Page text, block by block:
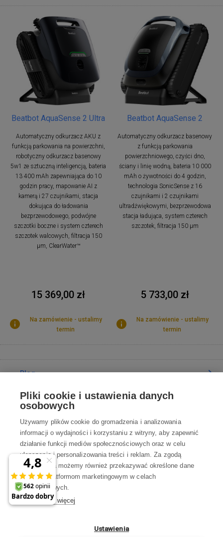
Beatbot AquaSense 2 Ultra
Automatyczny odkurzacz AKU z
funkcją parkowania na powierzchni,
robotyczny odkurzacz basenowy
5w1 ze sztuczną inteligencją, bateria
13 400 mAh zapewniająca do 10
godzin pracy, mapowanie AI z
kamerą i 27 czujnikami, stacja
dokująca do ładowania
bezprzewodowego, podwójne
szczotki boczne i system czterech
szczotek walcowych, filtracja 150
μm, ClearWater™
15 369,00 zł
Na zamówienie - ustalimy
termin
Beatbot AquaSense 2
Automatyczny odkurzacz basenowy
z funkcją parkowania
powierzchniowego, czyści dno,
ściany i linię wodną, bateria 10 000
mAh o żywotności do 4 godzin,
technologia SonicSense z 16
czujnikami i 2 czujnikami
ultradźwiękowymi, bezprzewodowa
stacja ładująca, system czterech
szczotek, filtracja 150 μm
5 733,00 zł
Na zamówienie - ustalimy
termin
Blog
Poradnia
Wszystko o zakupach
Kontakt
Skontaktuj się z Nami
Pon-Pt 8:00—17:00
Pliki cookie i ustawienia danych
osobowych
Używamy plików cookie do gromadzenia i analizowania
informacji o wydajności i korzystaniu z witryny, aby zapewnić
działanie funkcji mediów społecznościowych oraz w celu
ulepszania i personalizowania treści i reklam. Za zgodą
użytkownika możemy również przekazywać określone dane
osobowe platformom marketingowym w celach
marketingowych.
Dowiedz się więcej
Ustawienia